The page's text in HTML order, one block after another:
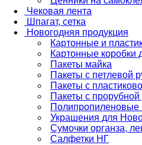
Чековая лента
Шпагат, сетка
Новогодняя продукция
Картонные и
Картонные коробки
Пакеты майка
Пакеты с петлевой
Пакеты с
Пакеты с прорубной
Полипропиленовые
Украшения для
Сумочки органза,
Салфетки НГ